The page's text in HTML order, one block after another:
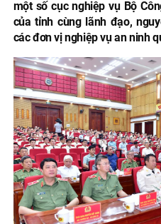
một số cục nghiệp vụ Bộ
của tỉnh cùng lãnh đạo,
các đơn vị nghiệp vụ an ninh